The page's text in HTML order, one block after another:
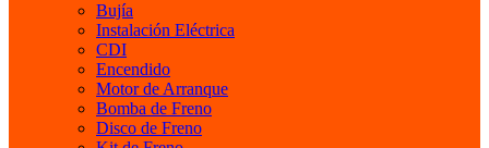
Bujía
Instalación Eléctrica
CDI
Encendido
Motor de Arranque
Bomba de Freno
Disco de Freno